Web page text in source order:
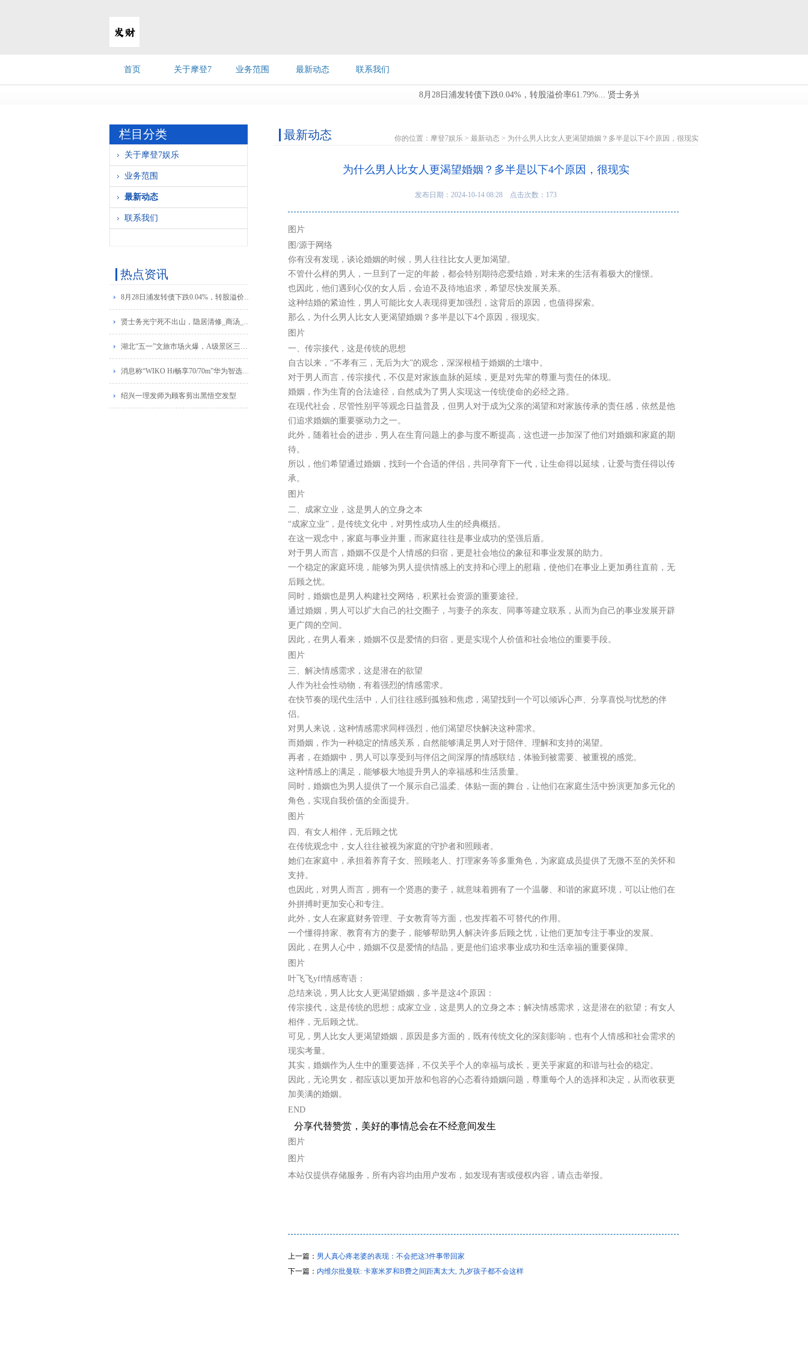
首页 关于摩登7 业务范围 最新动态 联系我们
8月28日浦发转债下跌0.04%，转股溢价率61.79%... 贤士务光宁死不出山，隐居清修_商汤_夏桀_天下...
栏目分类
关于摩登7娱乐
业务范围
最新动态
联系我们
热点资讯
8月28日浦发转债下跌0.04%，转股溢价率61.79%
贤士务光宁死不出山，隐居清修_商汤_夏桀_天下
湖北“五一”文旅市场火爆，A级景区三天游客破千万
消息称“WIKO Hi畅享70/70m”华为智选手机新品即将发布
绍兴一理发师为顾客剪出黑悟空发型
最新动态 你的位置： 摩登7娱乐 > 最新动态 > 为什么男人比女人更渴望婚姻？多半是以下4个原因，很现实
为什么男人比女人更渴望婚姻？多半是以下4个原因，很现实
发布日期：2024-10-14 08:28 点击次数：173
图片
图/源于网络
你有没有发现，谈论婚姻的时候，男人往往比女人更加渴望。
不管什么样的男人，一旦到了一定的年龄，都会特别期待恋爱结婚，对未来的生活有着极大的憧憬。
也因此，他们遇到心仪的女人后，会迫不及待地追求，希望尽快发展关系。
这种结婚的紧迫性，男人可能比女人表现得更加强烈，这背后的原因，也值得探索。
那么，为什么男人比女人更渴望婚姻？多半是以下4个原因，很现实。
图片
一、传宗接代，这是传统的思想
自古以来，“不孝有三，无后为大”的观念，深深根植于婚姻的土壤中。
对于男人而言，传宗接代，不仅是对家族血脉的延续，更是对先辈的尊重与责任的体现。
婚姻，作为生育的合法途径，自然成为了男人实现这一传统使命的必经之路。
在现代社会，尽管性别平等观念日益普及，但男人对于成为父亲的渴望和对家族传承的责任感，依然是他
们追求婚姻的重要驱动力之一。
此外，随着社会的进步，男人在生育问题上的参与度不断提高，这也进一步加深了他们对婚姻和家庭的期
待。
所以，他们希望通过婚姻，找到一个合适的伴侣，共同孕育下一代，让生命得以延续，让爱与责任得以传
承。
图片
二、成家立业，这是男人的立身之本
“成家立业”，是传统文化中，对男性成功人生的经典概括。
在这一观念中，家庭与事业并重，而家庭往往是事业成功的坚强后盾。
对于男人而言，婚姻不仅是个人情感的归宿，更是社会地位的象征和事业发展的助力。
一个稳定的家庭环境，能够为男人提供情感上的支持和心理上的慰藉，使他们在事业上更加勇往直前，无
后顾之忧。
同时，婚姻也是男人构建社交网络，积累社会资源的重要途径。
通过婚姻，男人可以扩大自己的社交圈子，与妻子的亲友、同事等建立联系，从而为自己的事业发展开辟
更广阔的空间。
因此，在男人看来，婚姻不仅是爱情的归宿，更是实现个人价值和社会地位的重要手段。
图片
三、解决情感需求，这是潜在的欲望
人作为社会性动物，有着强烈的情感需求。
在快节奏的现代生活中，人们往往感到孤独和焦虑，渴望找到一个可以倾诉心声、分享喜悦与忧愁的伴
侣。
对男人来说，这种情感需求同样强烈，他们渴望尽快解决这种需求。
而婚姻，作为一种稳定的情感关系，自然能够满足男人对于陪伴、理解和支持的渴望。
再者，在婚姻中，男人可以享受到与伴侣之间深厚的情感联结，体验到被需要、被重视的感觉。
这种情感上的满足，能够极大地提升男人的幸福感和生活质量。
同时，婚姻也为男人提供了一个展示自己温柔、体贴一面的舞台，让他们在家庭生活中扮演更加多元化的
角色，实现自我价值的全面提升。
图片
四、有女人相伴，无后顾之忧
在传统观念中，女人往往被视为家庭的守护者和照顾者。
她们在家庭中，承担着养育子女、照顾老人、打理家务等多重角色，为家庭成员提供了无微不至的关怀和
支持。
也因此，对男人而言，拥有一个贤惠的妻子，就意味着拥有了一个温馨、和谐的家庭环境，可以让他们在
外拼搏时更加安心和专注。
此外，女人在家庭财务管理、子女教育等方面，也发挥着不可替代的作用。
一个懂得持家、教育有方的妻子，能够帮助男人解决许多后顾之忧，让他们更加专注于事业的发展。
因此，在男人心中，婚姻不仅是爱情的结晶，更是他们追求事业成功和生活幸福的重要保障。
图片
叶飞飞yff情感寄语：
总结来说，男人比女人更渴望婚姻，多半是这4个原因：
传宗接代，这是传统的思想；成家立业，这是男人的立身之本；解决情感需求，这是潜在的欲望；有女人
相伴，无后顾之忧。
可见，男人比女人更渴望婚姻，原因是多方面的，既有传统文化的深刻影响，也有个人情感和社会需求的
现实考量。
其实，婚姻作为人生中的重要选择，不仅关乎个人的幸福与成长，更关乎家庭的和谐与社会的稳定。
因此，无论男女，都应该以更加开放和包容的心态看待婚姻问题，尊重每个人的选择和决定，从而收获更
加美满的婚姻。
END
分享代替赞赏，美好的事情总会在不经意间发生
图片
图片
本站仅提供存储服务，所有内容均由用户发布，如发现有害或侵权内容，请点击举报。
上一篇： ​男人真心疼老婆的表现：不会把这3件事带回家
下一篇： 内维尔批曼联: 卡塞米罗和B费之间距离太大, 九岁孩子都不会这样